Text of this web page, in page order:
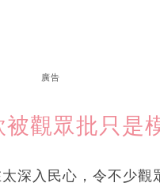
廣告
被觀眾批只是
深入民心，令不少